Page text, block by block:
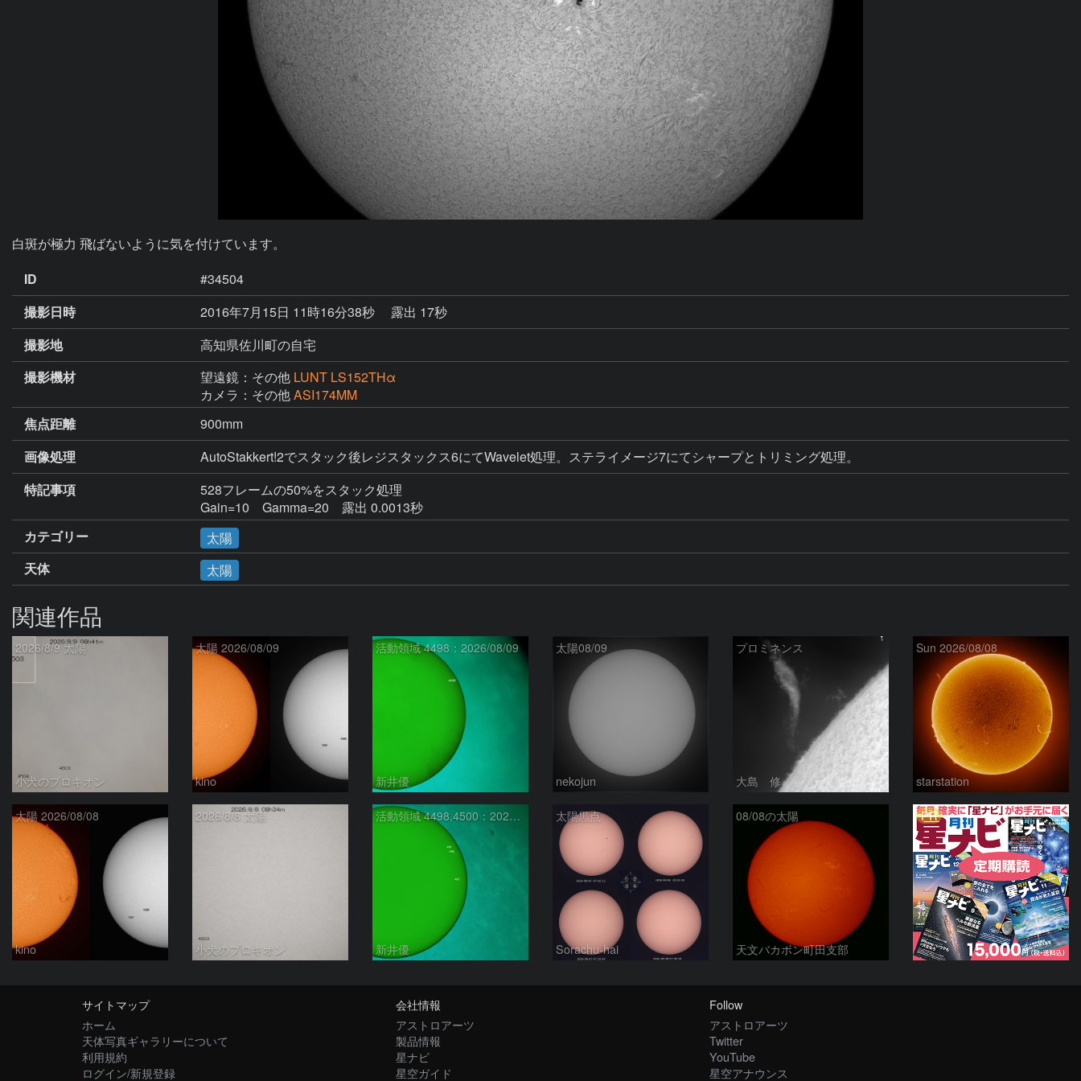
白斑が極力 飛ばないように気を付けています。
ID
#34504
撮影日時
2016年7月15日 11時16分38秒
露出 17秒
撮影地
高知県佐川町の自宅
撮影機材
望遠鏡：その他 LUNT LS152THα
カメラ：その他ASI174MM
焦点距離
900mm
画像処理
AutoStakkert!2でスタック後レジスタックス6にてWavelet処理。ステライメージ7にてシャープとトリミング処理。
特記事項
528フレームの50%をスタック処理
Gain=10　Gamma=20　露出 0.0013秒
カテゴリー
太陽
天体
太陽
関連作品
2026/8/9 太陽
小犬のプロキオン
太陽 2026/08/09
kino
活動領域 4498：2026/08/09
新井優
太陽08/09
nekojun
プロミネンス
大島 修
Sun 2026/08/08
starstation
太陽 2026/08/08
kino
2026/8/8 太陽
小犬のプロキオン
活動領域 4498,4500：2026/08/08
新井優
太陽黒点
Sorachu-hai
08/08の太陽
天文バカボン町田支部
PR
サイトマップ
ホーム
天体写真ギャラリーについて
利用規約
ログイン/新規登録
会社情報
アストロアーツ
製品情報
星ナビ
星空ガイド
Follow
アストロアーツ
Twitter
YouTube
星空アナウンス